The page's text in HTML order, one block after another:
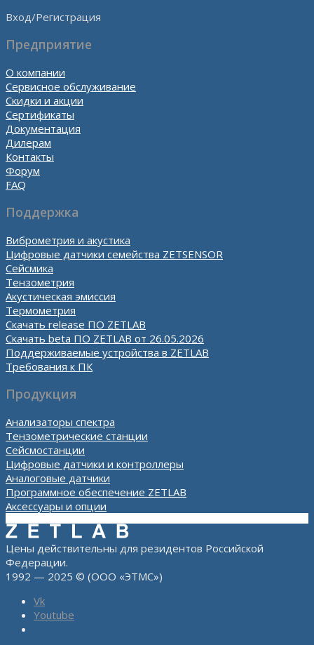
Вход/Регистрация
Предприятие
О компании
Сервисное обслуживание
Скидки и акции
Сертификаты
Документация
Дилерам
Контакты
Форум
FAQ
Поддержка
Виброметрия и акустика
Цифровые датчики семейства ZETSENSOR
Сейсмика
Тензометрия
Акустическая эмиссия
Термометрия
Скачать release ПО ZETLAB
Скачать beta ПО ZETLAB от 26.05.2026
Поддерживаемые устройства в ZETLAB
Требования к ПК
Продукция
Анализаторы спектра
Тензометрические станции
Сейсмостанции
Цифровые датчики и контроллеры
Аналоговые датчики
Программное обеспечение ZETLAB
Аксессуары и опции
Цены действительны для резидентов Российской
Федерации.
1992 — 2025 © (ООО «ЭТМС»)
Vk
Youtube